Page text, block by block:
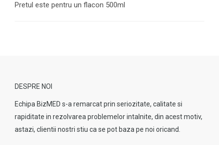
Pretul este pentru un flacon 500ml
DESPRE NOI
Echipa BizMED s-a remarcat prin seriozitate, calitate si
rapiditate in rezolvarea problemelor intalnite, din acest motiv,
astazi, clientii nostri stiu ca se pot baza pe noi oricand.